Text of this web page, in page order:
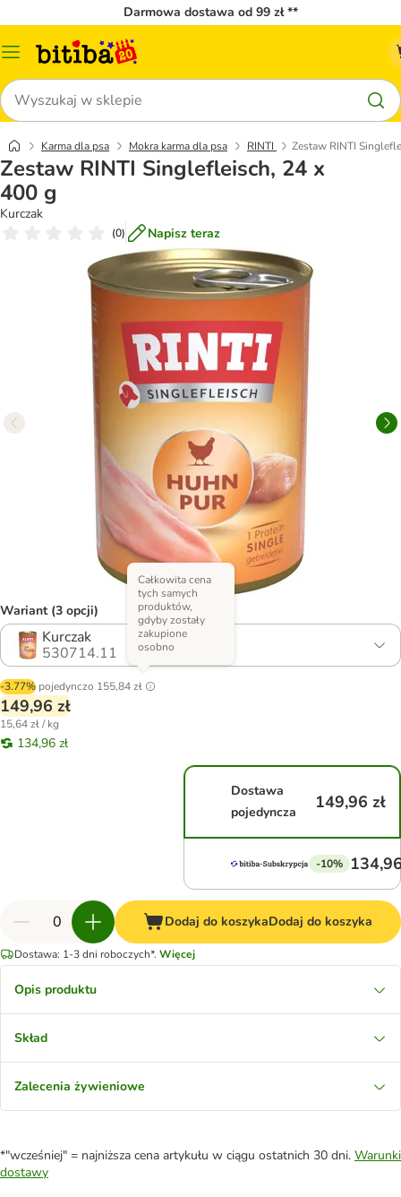
Darmowa dostawa od 99 zł **
Menu
Szukaj
Karma dla psa Mokra karma dla psa RINTI Zestaw RINTI
Zestaw RINTI Singlefleisch, 24 x
400 g
Kurczak
(0) Napisz teraz
Wariant (3 opcji)
Kurczak
530714.11
-3.77% pojedynczo 155,84 zł
Całkowita cena
tych samych
produktów,
gdyby zostały
zakupione
osobno
149,96 zł
15,64 zł / kg
134,96 zł
Dostawa
pojedyncza
149,96 zł
-10%
Dodaj do koszykaDodaj do koszyka
Dostawa: 1-3 dni roboczych*. Więcej
Opis produktu
Skład
Zalecenia żywieniowe
*"wcześniej" = najniższa cena artykułu w ciągu ostatnich 30 dni. Warunki
dostawy